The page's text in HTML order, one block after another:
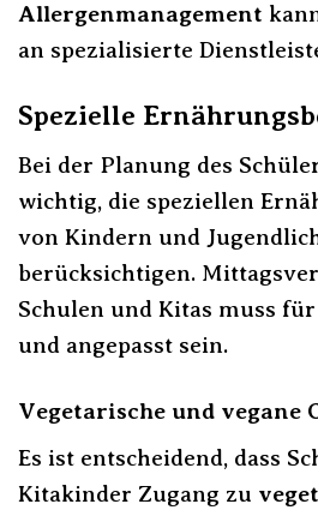
Allergenmanagement
an spezialisierte
Spezielle
Bei der Planung des
wichtig, die speziellen
von Kindern und
berücksichtigen.
Schulen und Kitas muss
und angepasst sein.
Vegetarische und vegane
Es ist entscheidend, dass
Kitakinder Zugang zu